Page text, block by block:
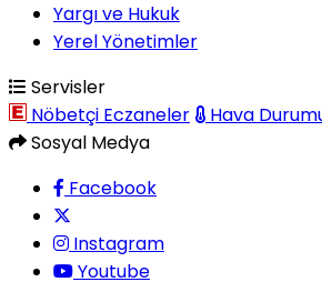
Yargı ve Hukuk
Yerel Yönetimler
Servisler
Nöbetçi Eczaneler
Hava
Sosyal Medya
Facebook
Instagram
Youtube